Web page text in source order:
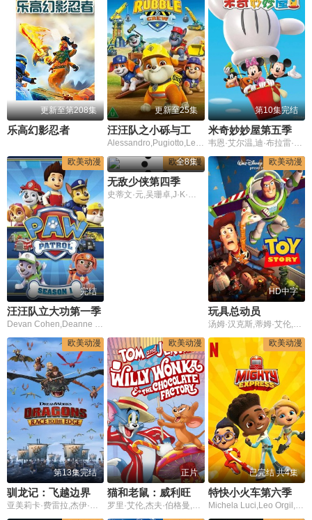
全部
大陆 香港 台湾 日本 韩国 美国 法国 英国
加拿大
西班牙
其他
年份
全部
2026 2025 2024 2023 2022 2021 2020 2019
2018
2017
更早
更新至第208集
乐高幻影忍者
更新至25集
Alessandro,Pugiotto,Leslie,Adlam,拉克斯顿·汉斯贝克
第10集完结
米奇妙妙屋第五季
韦恩·艾尔温,迪·布拉雷·贝克尔
欧美动漫
完结
汪汪队立大功第一季
Devan Cohen,Deanne Degruijter,Christian Distefano,朱莉·勒米厄,盖奇·芒罗,Alex Thorne
欧美动漫
全8集
无敌少侠第四季
史蒂文·元,吴珊卓,J·K·西蒙斯,李·佩斯,马修·瑞斯,丹娜·奎里拉,吉莉安·雅各布斯,莎姬·贝兹,克兰西·布朗,格蕾·德丽斯勒,克里斯·迪亚曼托普洛斯,马克·哈米尔,杰森·曼楚克斯,罗斯·马昆德,玛莱斯·裘,杰弗里·迪恩·摩根,卡里·佩顿,杰·费罗尔,扎克瑞·昆图,安德鲁·兰内斯,凯文·迈克尔·理查德森,塞斯·罗根,本·施瓦茨
欧美动漫
HD中字
玩具总动员
汤姆·汉克斯,蒂姆·艾伦,唐·里克斯,吉姆·法尼,华莱士·肖恩,约翰·拉岑贝格,安妮·波茨,约翰·莫里斯,伊瑞克·冯·迪滕,劳里·梅特卡夫,李·厄米,佩恩·吉列特,杰克·安杰尔,黛比·德里贝里,比尔·法玛尔,雪莉·琳恩,斯科特·麦克菲,米凯·麦高万,杰夫·皮金,菲尔·普洛克特,扬·拉布森,乔·兰福特,安德鲁·斯坦顿,内森·连恩,约翰·拉塞特,卢卡·佩洛斯,埃林·萨贝拉
欧美动漫
第13集完结
亚美莉卡·费雷拉,杰伊·巴鲁切尔 Jay Baruchel
欧美动漫
正片
罗里·艾伦,杰夫·伯格曼,克兰西·布朗,杰斯·哈梅尔,理查德·麦克格纳格尔,林肯·梅尔彻,艾米丽·奥布莱恩,格雷格·埃利斯,凯斯·索西,史派克·布兰特,Rachel Butera,凯特·希金斯,JP Karliak,达拉斯·洛瓦托,肖恩·施梅尔
欧美动漫
已完结 共4集
特快小火车第六季
Michela Luci,Leo Orgil,Evan LeFeuvre,伊恩·霍